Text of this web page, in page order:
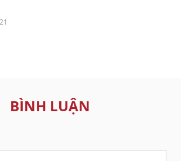
BÌNH LUẬN